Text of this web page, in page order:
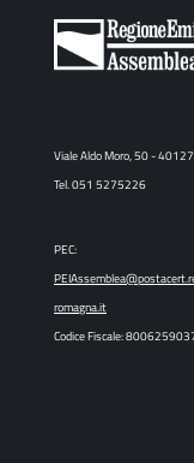
Viale Aldo Moro, 50 -
Tel. 051 5275226
PEC:
romagna.it
Codice Fiscale: